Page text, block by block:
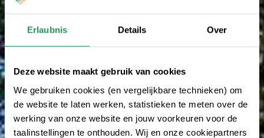
Erlaubnis Details Over
Deze website maakt gebruik van cookies
We gebruiken cookies (en vergelijkbare technieken) om
de website te laten werken, statistieken te meten over de
werking van onze website en jouw voorkeuren voor de
taalinstellingen te onthouden. Wij en onze cookiepartners